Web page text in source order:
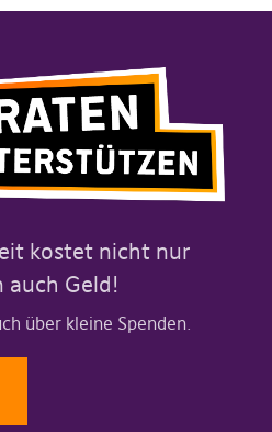
kostet nicht nur
auch Geld!
über kleine Spenden.